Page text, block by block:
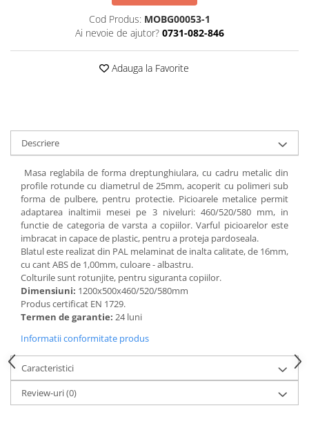
Suporti
Videoconferinta si Colaborare
Ochelari VR-3D
Software Educational
Oferta Mobilier Clasa
Imprimante si Multifunctionale
Imprimante si Scanere 3D
Camere Videoconferinta
Boxe si Soundbar
Tehnologie Educationala
Ochelari VR
Kit Robotic Educational
Software Educational
Pupitre Seminarii
Scaune si Fotolii
Catedre,Mese,Birouri
Mobilier Laboratoare
Matematica si stiinte ale naturii
Arte si Tehnologii
Liceu
Matematica
Informatica
Istorie
Geografie
Biologie
Chimie
Fizica
Educatie Civica
Limba engleza
Etichete autocolante
Instrumente de scris
Stilouri,Pixuri,Rollere
Agrafe,Ace,Clipsuri,Pioneze
Seturi Birou Lux
Organizare si arhivare
Bibliorafturi,Dosare,Cutii Arhivare
Mape si Folii Plastic
Plannere
Tavite si Suporturi Documente
Mijloace de Prezentare
Aviziere
Flipchart-uri si Rezerve
Accesorii
Panouri Afisare
Table magnetice din sticla
Cod Produs: MOBG00053-1
Ai nevoie de ajutor? 0731-082-846
Adauga la Favorite
Descriere
Masa reglabila de forma dreptunghiulara, cu cadru metalic din
profile rotunde cu diametrul de 25mm, acoperit cu polimeri sub
forma de pulbere, pentru protectie. Picioarele metalice permit
adaptarea inaltimii mesei pe 3 niveluri: 460/520/580 mm, in
functie de categoria de varsta a copiilor. Varful picioarelor este
imbracat in capace de plastic, pentru a proteja pardoseala.
Blatul este realizat din PAL melaminat de inalta calitate, de 16mm,
cu cant ABS de 1,00mm, culoare - albastru.
Colturile sunt rotunjite, pentru siguranta copiilor.
Dimensiuni: 1200x500x460/520/580mm
Produs certificat EN 1729.
Termen de garantie: 24 luni
Informatii conformitate produs
Caracteristici
Review-uri(0)